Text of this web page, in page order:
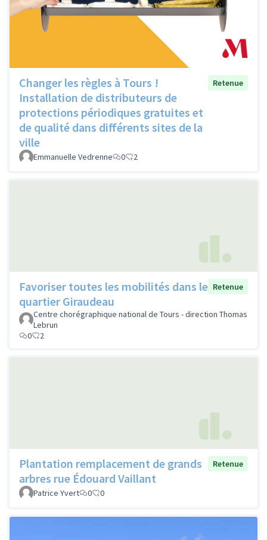
Changer les règles à Tours !
Installation de distributeurs de
protections périodiques gratuites et
de qualité dans différents sites de la
ville
Retenue
Emmanuelle Vedrenne 0 2
Favoriser toutes les mobilités dans le
quartier Giraudeau
Retenue
Centre chorégraphique national de Tours - direction Thomas
Lebrun
0
2
Plantation remplacement de grands
arbres rue Édouard Vaillant
Retenue
Patrice Yvert 0 0